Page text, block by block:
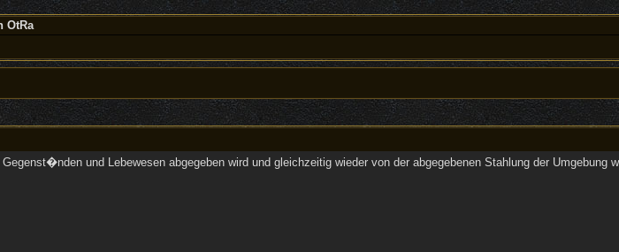
OtRa
und Lebewesen abgegeben wird und gleichzeitig wieder von der abgegebenen Stahlung der